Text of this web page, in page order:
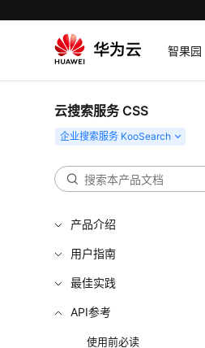
智果园
云搜索服务 CSS
产品介绍
用户指南
最佳实践
API参考
使用前必读